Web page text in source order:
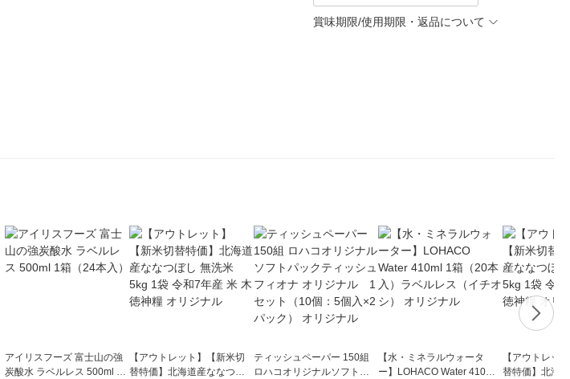
賞味期限/使用期限・返品について
アイリスフーズ 富士山の強
炭酸水 ラベルレス 500ml 1
【アウトレット】【新米切
替特価】北海道産ななつぼ
ティッシュペーパー 150組
ロハコオリジナルソフトパ
【水・ミネラルウォータ
ー】LOHACO Water 410ml
【アウトレッ
替特価】北海